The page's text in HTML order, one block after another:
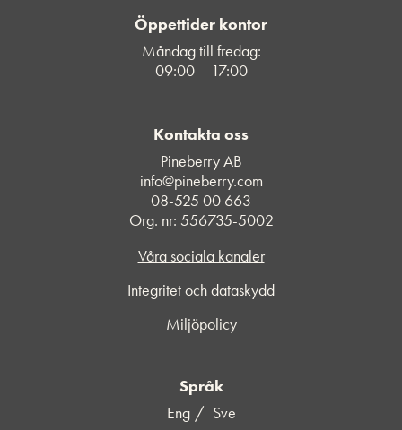
Öppettider kontor
Måndag till fredag:
09:00 – 17:00
Kontakta oss
Pineberry AB
info@pineberry.com
08-525 00 663
Org. nr: 556735-5002
Våra sociala kanaler
Integritet och dataskydd
Miljöpolicy
Språk
Eng
Sve